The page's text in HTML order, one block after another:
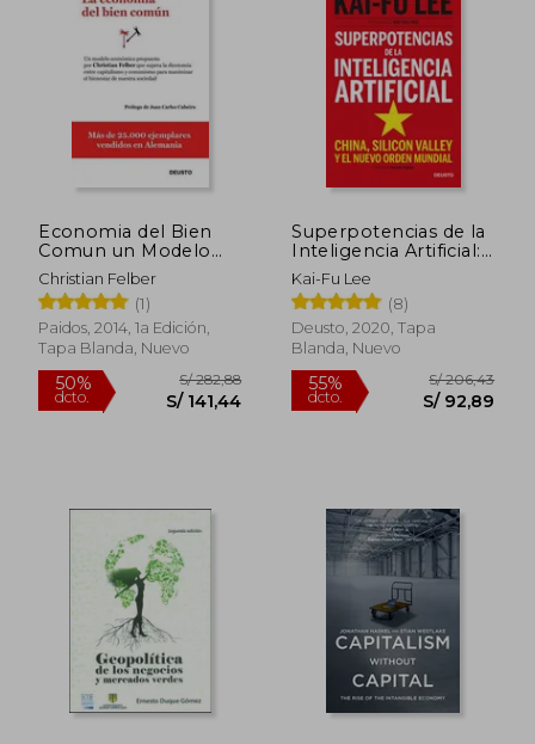
Economia del Bien
Comun un Modelo
Economico que
Supera la Dicotomia
Entre Capitalismo y
co
Christian Felber
(1)
Paidos, 2014, 1a Edición,
Tapa Blanda, Nuevo
Superpotencias de la
Inteligencia Artificial:
China, Silicon Valley y
el Nuevo Orden
Mundial
Kai-Fu Lee
(8)
Deusto, 2020, Tapa
Blanda, Nuevo